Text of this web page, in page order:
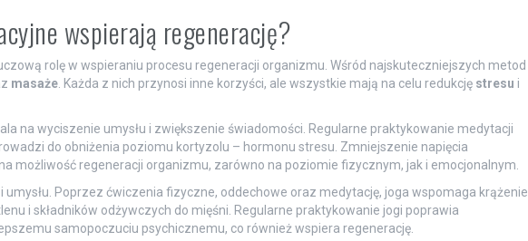
wspierają regenerację?
rolę w wspieraniu procesu regeneracji organizmu. Wśród najskuteczniejszych metod
masaże. Każda z nich przynosi inne korzyści, ale wszystkie mają na celu redukcję stresu i
na wyciszenie umysłu i zwiększenie świadomości. Regularne praktykowanie medytacji
do obniżenia poziomu kortyzolu – hormonu stresu. Zmniejszenie napięcia
możliwość regeneracji organizmu, zarówno na poziomie fizycznym, jak i emocjonalnym.
umysłu. Poprzez ćwiczenia fizyczne, oddechowe oraz medytację, joga wspomaga krążenie
i składników odżywczych do mięśni. Regularne praktykowanie jogi poprawia
samopoczuciu psychicznemu, co również wspiera regenerację.